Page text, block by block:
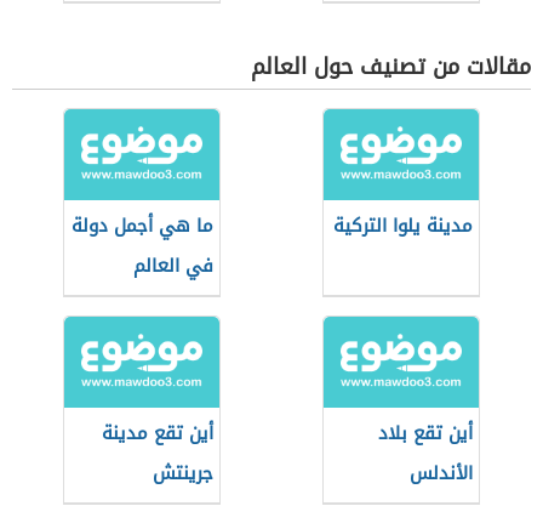
مقالات من تصنيف حول العالم
مدينة يلوا التركية
ما هي أجمل دولة
في العالم
أين تقع بلاد
الأندلس
أين تقع مدينة
جرينتش